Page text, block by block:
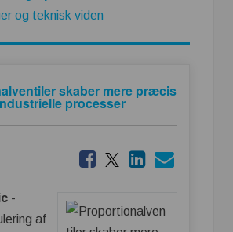
og teknisk viden
skaber mere præcis
processer
-
af